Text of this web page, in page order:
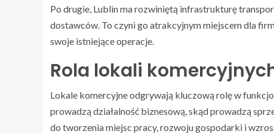
Po drugie, Lublin ma rozwiniętą infrastrukturę
dostawców. To czyni go atrakcyjnym miejscem dla
swoje istniejące operacje.
Rola lokali
Lokale komercyjne odgrywają kluczową rolę w
prowadzą działalność biznesową, skąd prowadzą
do tworzenia miejsc pracy, rozwoju gospodarki i